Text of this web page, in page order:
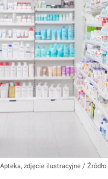
Apteka, zdjęcie ilustracyjne / Źródło: